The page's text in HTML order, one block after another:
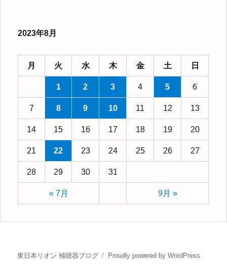
2023年8月
月 火 水 木 金 土 日
« 7月 9月 »
1 2 3 4 5 6
7 8 9 10 11 12 13
14 15 16 17 18 19 20
21 22 23 24 25 26 27
28 29 30 31
東日本リオン 補聴器ブログ Proudly powered by WordPress